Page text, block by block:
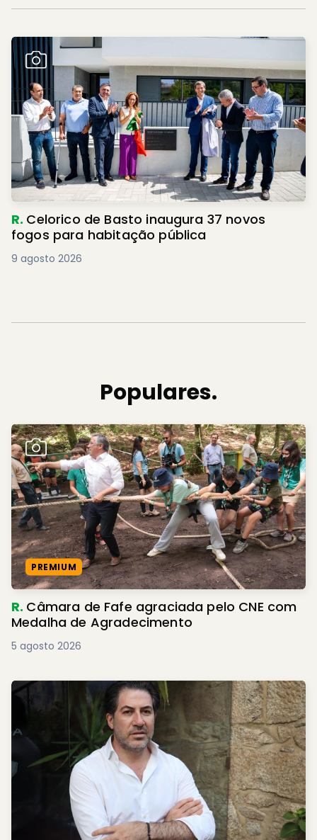
R. Celorico de Basto inaugura 37 novos
fogos para habitação pública
9 agosto 2026
Populares.
PREMIUM
R. Câmara de Fafe agraciada pelo CNE com
Medalha de Agradecimento
5 agosto 2026